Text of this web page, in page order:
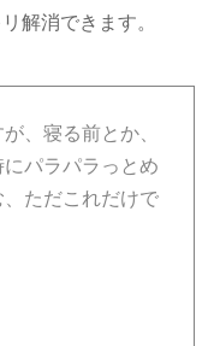
解消できます。
、寝る前とか、
パラパラっとめ
ただこれだけで